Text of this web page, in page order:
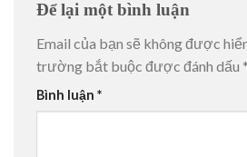
Để lại một bình luận
Email của bạn sẽ không được
trường bắt buộc được đánh dấu *
Bình luận *